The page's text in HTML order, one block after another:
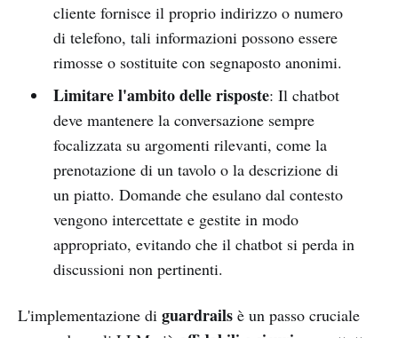
cliente fornisce il proprio indirizzo o numero
di telefono, tali informazioni possono essere
rimosse o sostituite con segnaposto anonimi.
Limitare l'ambito delle risposte: Il chatbot
deve mantenere la conversazione sempre
focalizzata su argomenti rilevanti, come la
prenotazione di un tavolo o la descrizione di
un piatto. Domande che esulano dal contesto
vengono intercettate e gestite in modo
appropriato, evitando che il chatbot si perda in
discussioni non pertinenti.
L'implementazione di guardrails è un passo cruciale